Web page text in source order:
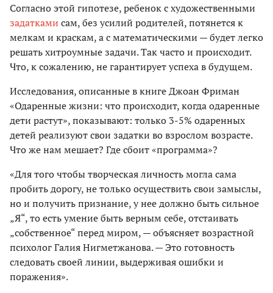
Согласно этой гипотезе, ребенок с художественными
задатками сам, без усилий родителей, потянется к
мелкам и краскам, а с математическими — будет легко
решать хитроумные задачи. Так часто и происходит.
Что, к сожалению, не гарантирует успеха в будущем.
Исследования, описанные в книге Джоан Фриман
«Одаренные жизни: что происходит, когда одаренные
дети растут», показывают: только 3-5% одаренных
детей реализуют свои задатки во взрослом возрасте.
Что же нам мешает? Где сбоит «программа»?
«Для того чтобы творческая личность могла сама
пробить дорогу, не только осуществить свои замыслы,
но и получить признание, у нее должно быть сильное
„Я“, то есть умение быть верным себе, отстаивать
„собственное“ перед миром, — объясняет возрастной
психолог Галия Нигметжанова. — Это готовность
следовать своей линии, выдерживая ошибки и
поражения».